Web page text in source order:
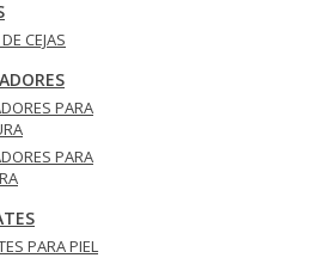
CEJAS
PARA
PARA
PARA PIEL